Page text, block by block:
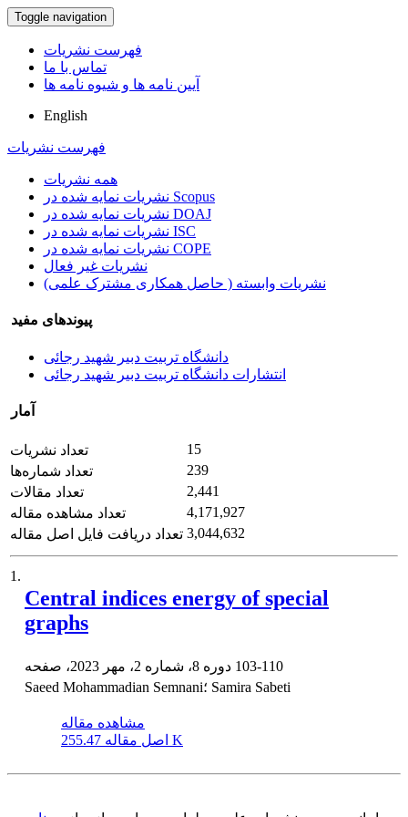
Toggle navigation
فهرست نشریات
تماس با ما
آیین نامه ها و شیوه نامه ها
English
فهرست نشریات
همه نشریات
نشریات نمایه شده در Scopus
نشریات نمایه شده در DOAJ
نشریات نمایه شده در ISC
نشریات نمایه شده در COPE
نشریات غیر فعال
نشریات وابسته ( حاصل همکاری مشترک علمی)
پیوندهای مفید
دانشگاه تربیت دبیر شهید رجائی
انتشارات دانشگاه تربیت دبیر شهید رجائی
آمار
تعداد نشریات
15
تعداد شماره‌ها
239
تعداد مقالات
2,441
تعداد مشاهده مقاله
4,171,927
تعداد دریافت فایل اصل مقاله 3,044,632
1.
Central indices energy of special
graphs
103-110
Saeed Mohammadian Semnani؛ Samira Sabeti
مشاهده مقاله
اصل مقاله 255.47 K